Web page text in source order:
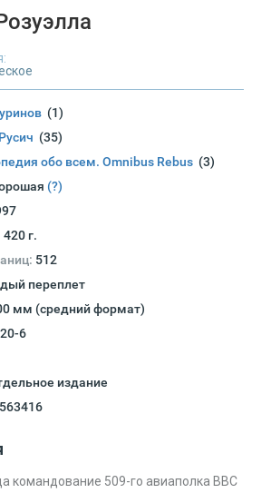
(1)
Русич (35)
обо всем. Omnibus Rebus (3)
(?)
420 г.
512
переплет
мм (средний формат)
6
издание
командование 509-го авиаполка ВВС